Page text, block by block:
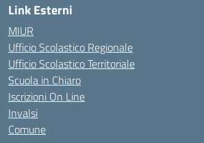
Link Esterni
MIUR
Ufficio Scolastico Regionale
Ufficio Scolastico Territoriale
Scuola in Chiaro
Iscrizioni On Line
Invalsi
Comune